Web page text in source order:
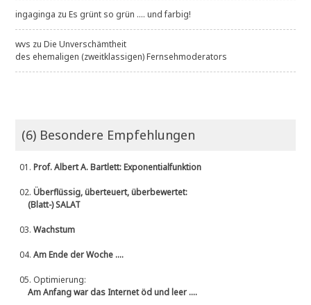
ingaginga zuEs grünt so grün .... und farbig!
wvs zuDie Unverschämtheit
des ehemaligen (zweitklassigen) Fernsehmoderators
(6) Besondere Empfehlungen
01.Prof. Albert A. Bartlett: Exponentialfunktion
02.Überflüssig, überteuert, überbewertet:
(Blatt-) SALAT
03.Wachstum
04.Am Ende der Woche ....
05. Optimierung:
Am Anfang war das Internet öd und leer ....